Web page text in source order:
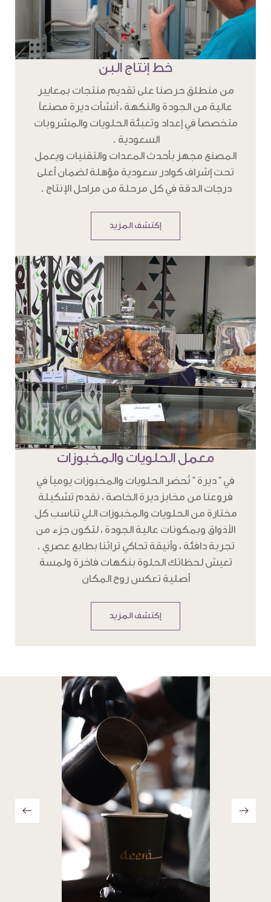
خط إنتاج البن
من منطلق حرصنا على تقديم منتجات بمعايير
عالية من الجودة والنكهة ، أنشأت ديرة مصنعاً
متخصصاً في إعداد وتعبئة الحلويات والمشروبات
السعودية .
المصنع مجهز بأحدث المعدات والتقنيات ويعمل
تحت إشراف كوادر سعودية مؤهلة لضمان أعلى
درجات الدقة في كل مرحلة من مراحل الإنتاج .
إكتشف المزيد
معمل الحلويات والمخبوزات
في " ديرة " تُحضر الحلويات والمخبوزات يومياً في
فروعنا من مخابز ديرة الخاصة ، نقدم تشكيلة
مختارة من الحلويات والمخبوزات اللي تناسب كل
الأذواق وبمكونات عالية الجودة ، لتكون جزء من
تجربة دافئة ، وأنيقة تحاكي تراثنا بطابع عصري .
تعيش لحظاتك الحلوة بنكهات فاخرة ولمسة
أصلية تعكس روح المكان
إكتشف المزيد